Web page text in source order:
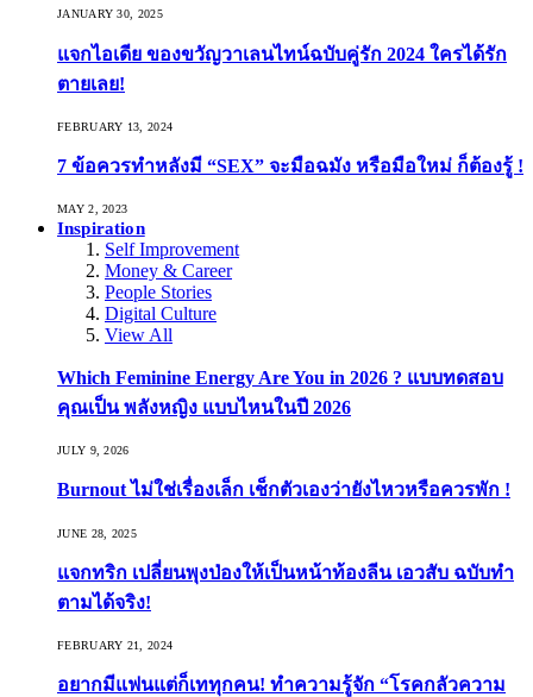
JANUARY 30, 2025
แจกไอเดีย ของขวัญวาเลนไทน์ฉบับคู่รัก 2024 ใครได้รัก
ตายเลย!
FEBRUARY 13, 2024
7 ข้อควรทำหลังมี “SEX” จะมือฉมัง หรือมือใหม่ ก็ต้องรู้ !
MAY 2, 2023
Inspiration
Self Improvement
Money & Career
People Stories
Digital Culture
View All
Which Feminine Energy Are You in 2026 ? แบบทดสอบ
คุณเป็น พลังหญิง แบบไหนในปี 2026
JULY 9, 2026
Burnout ไม่ใช่เรื่องเล็ก เช็กตัวเองว่ายังไหวหรือควรพัก !
JUNE 28, 2025
แจกทริก เปลี่ยนพุงป่องให้เป็นหน้าท้องลีน เอวสับ ฉบับทำ
ตามได้จริง!
FEBRUARY 21, 2024
อยากมีแฟนแต่ก็เททุกคน! ทำความรู้จัก “โรคกลัวความ